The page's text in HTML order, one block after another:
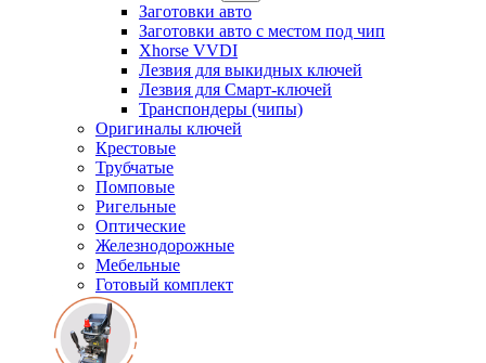
Заготовки авто
Заготовки авто с местом под чип
Xhorse VVDI
Лезвия для выкидных ключей
Лезвия для Смарт-ключей
Транспондеры (чипы)
Оригиналы ключей
Крестовые
Трубчатые
Помповые
Ригельные
Оптические
Железнодорожные
Мебельные
Готовый комплект